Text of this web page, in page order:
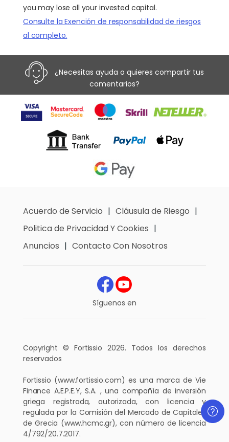
you may lose all your invested capital.
Consulte la Exención de responsabilidad de riesgos
al completo.
¿Necesitas ayuda o quieres compartir tus
comentarios?
Acuerdo de Servicio
Cláusula de Riesgo
Politica de Privacidad Y Cookies
Anuncios
Contacto Con Nosotros
Síguenos en
Copyright © Fortissio 2026. Todos los derechos
reservados
Fortissio (www.fortissio.com) es una marca de Vie
Finance A.E.P.E.Y, S.A. , una compañía de inversión
griega registrada, autorizada, con licencia y
regulada por la Comisión del Mercado de Capitales
de Grecia (www.hcmc.gr), con número de licencia
4/792/20.7.2017.